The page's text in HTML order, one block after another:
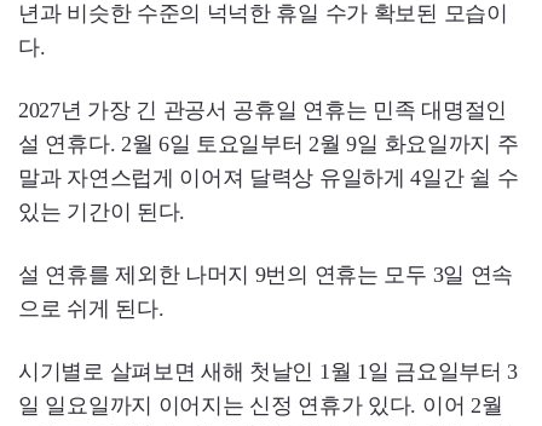
년과 비슷한 수준의 넉넉한 휴일 수가 확보된 모습이
다.
2027년 가장 긴 관공서 공휴일 연휴는 민족 대명절인
설 연휴다. 2월 6일 토요일부터 2월 9일 화요일까지 주
말과 자연스럽게 이어져 달력상 유일하게 4일간 쉴 수
있는 기간이 된다.
설 연휴를 제외한 나머지 9번의 연휴는 모두 3일 연속
으로 쉬게 된다.
시기별로 살펴보면 새해 첫날인 1월 1일 금요일부터 3
일 일요일까지 이어지는 신정 연휴가 있다. 이어 2월